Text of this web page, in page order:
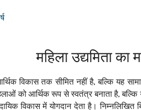
महिला उद्यमिता का
विकास तक सीमित नहीं है, बल्कि यह
को आर्थिक रूप से स्वतंत्र बनाता है, बल्कि
विकास में योगदान देता है। निम्नलिखित